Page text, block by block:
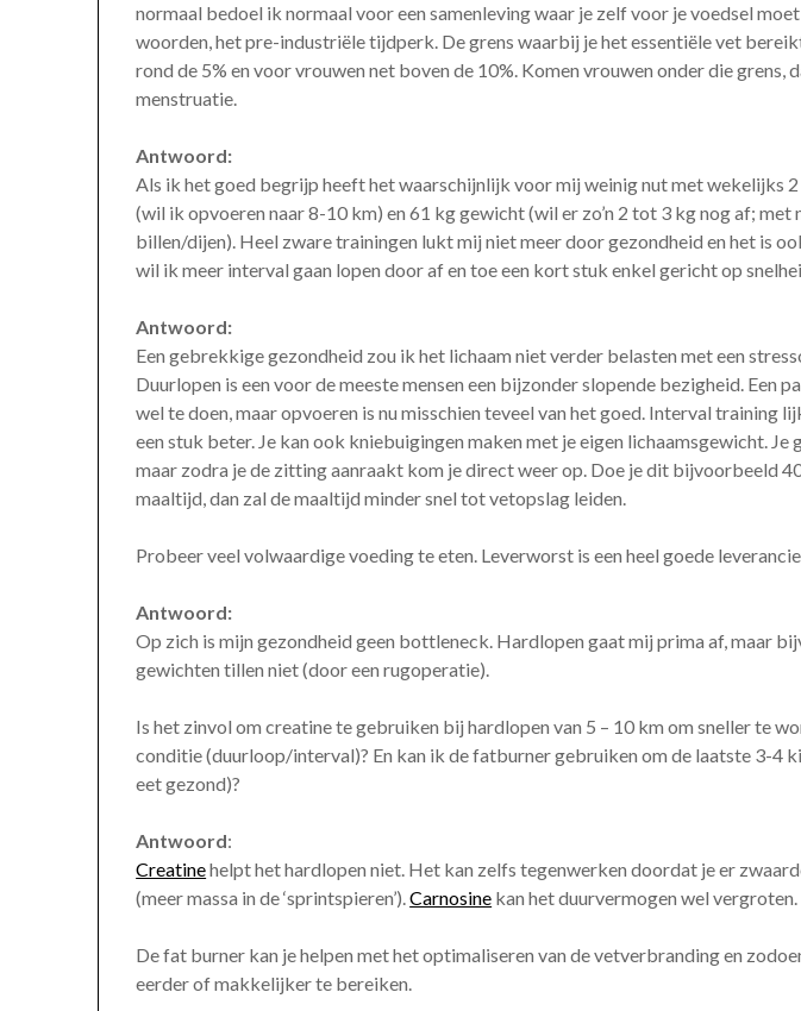
normaal bedoel ik normaal voor een samenleving waar je zelf voor je voedsel
woorden, het pre-industriële tijdperk. De grens waarbij je het essentiële vet
rond de 5% en voor vrouwen net boven de 10%. Komen vrouwen onder die grens,
menstruatie.
Antwoord:
Als ik het goed begrijp heeft het waarschijnlijk voor mij weinig nut met wekelijks
(wil ik opvoeren naar 8-10 km) en 61 kg gewicht (wil er zo’n 2 tot 3 kg nog af; met
billen/dijen). Heel zware trainingen lukt mij niet meer door gezondheid en het is
wil ik meer interval gaan lopen door af en toe een kort stuk enkel gericht op
Antwoord:
Een gebrekkige gezondheid zou ik het lichaam niet verder belasten met een
Duurlopen is een voor de meeste mensen een bijzonder slopende bezigheid. Een
wel te doen, maar opvoeren is nu misschien teveel van het goed. Interval training
een stuk beter. Je kan ook kniebuigingen maken met je eigen lichaamsgewicht. Je
maar zodra je de zitting aanraakt kom je direct weer op. Doe je dit bijvoorbeeld
maaltijd, dan zal de maaltijd minder snel tot vetopslag leiden.
Probeer veel volwaardige voeding te eten. Leverworst is een heel goede
Antwoord:
Op zich is mijn gezondheid geen bottleneck. Hardlopen gaat mij prima af, maar
gewichten tillen niet (door een rugoperatie).
Is het zinvol om creatine te gebruiken bij hardlopen van 5 – 10 km om sneller te
conditie (duurloop/interval)? En kan ik de fatburner gebruiken om de laatste 3-4
eet gezond)?
Antwoord:
Creatinehelpt het hardlopen niet. Het kan zelfs tegenwerken doordat je er
(meer massa in de ‘sprintspieren’).Carnosine kan het duurvermogen wel vergroten.
De fat burner kan je helpen met het optimaliseren van de vetverbranding en
eerder of makkelijker te bereiken.